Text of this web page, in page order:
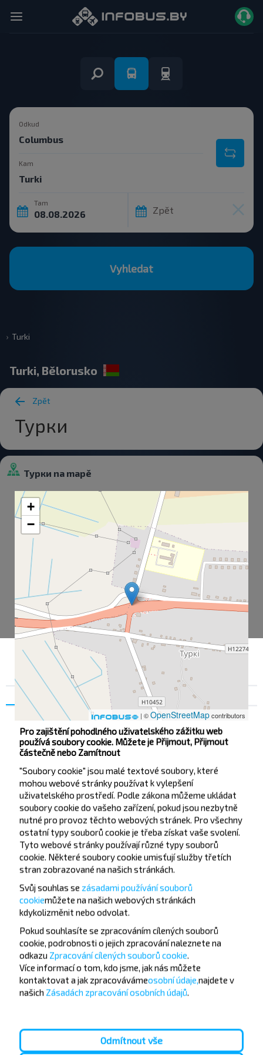
Odkud
Kam
Tam
Zpět
Vyhledat
Turki
Turki, Bělorusko
Zpět
Турки
Турки na mapě
+
−
| ©OpenStreetMapcontributors
Турки
Chcete cestovat
levněji?
Nenechte si ujít akce, slevy a další zajímavé nabídky
od společnosti INFOBUS. Přihlaste se k odběru
Přihlásit se
Souhlas Podrobnosti na
Pro zajištění pohodlného uživatelského zážitku web
používá soubory cookie. Můžete je Přijmout, Přijmout
částečně nebo Zamítnout
"Soubory cookie" jsou malé textové soubory, které
mohou webové stránky používat k vylepšení
uživatelského prostředí. Podle zákona můžeme ukládat
soubory cookie do vašeho zařízení, pokud jsou nezbytně
nutné pro provoz těchto webových stránek. Pro všechny
ostatní typy souborů cookie je třeba získat vaše svolení.
Tyto webové stránky používají různé typy souborů
cookie. Některé soubory cookie umisťují služby třetích
stran zobrazované na našich stránkách.
Svůj souhlas se zásadami používání souborů
cookiemůžete na našich webových stránkách
kdykolizměnit nebo odvolat.
Pokud souhlasíte se zpracováním cílených souborů
cookie, podrobnosti o jejich zpracování naleznete na
odkazu Zpracování cílených souborů cookie.
Více informací o tom, kdo jsme, jak nás můžete
kontaktovat a jak zpracovávámeosobní údaje,najdete v
našich Zásadách zpracování osobních údajů.
Odmítnout vše